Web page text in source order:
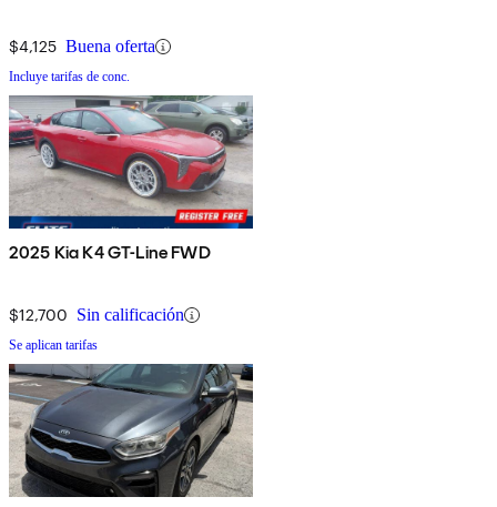
$4,125 Buena oferta
Incluye tarifas de conc.
2025 Kia K4 GT-Line FWD
$12,700 Sin calificación
Se aplican tarifas